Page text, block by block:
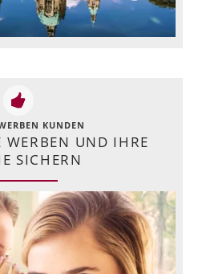
KUNDEN
WERBEN UND IHRE
SICHERN